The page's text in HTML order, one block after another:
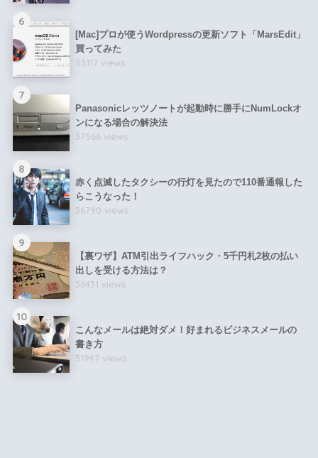
6
[Mac]プロが使うWordpressの更新ソフト「MarsEdit」
買ってみた
53117 views
7
Panasonicレッツノートが起動時に勝手にNumLockオ
ンになる場合の解決法
37566 views
8
赤く点滅したタクシーの行灯を見たので110番通報した
らこうなった！
36790 views
9
【裏ワザ】ATM引出ライフハック・5千円札2枚の払い
出しを受ける方法は？
36431 views
10
こんなメールは絶対ダメ！好まれるビジネスメールの
書き方
31947 views